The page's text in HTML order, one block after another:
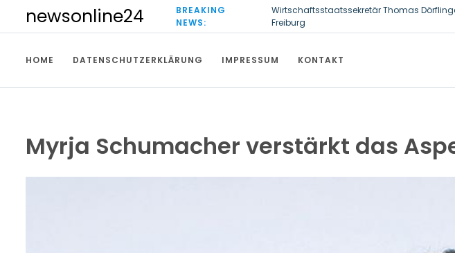
i
newsonline24
BREAKING
NEWS:
Arbeit macht Spaß oder krank
Ultraschallzahnbürste für Hund und Katze
HOME DATENSCHUTZERKLÄRUNG IMPRESSUM KONTAKT
Myrja Schumacher verstärkt das